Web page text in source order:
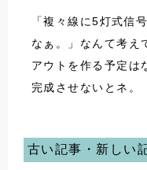
「複々線に5灯式信
なぁ。」なんて考え
アウトを作る予定は
完成させないとネ。
古い記事・新しい